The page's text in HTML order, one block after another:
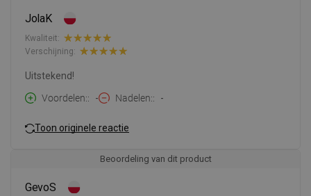
JolaK
Kwaliteit:
Verschijning:
Uitstekend!
Voordelen:
- Nadelen: -
Toon originele reactie
Beoordeling van dit product
GevoS